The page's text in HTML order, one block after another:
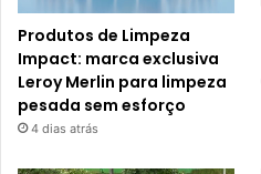
Produtos de Limpeza
Impact: marca exclusiva
Leroy Merlin para limpeza
pesada sem esforço
4 dias atrás